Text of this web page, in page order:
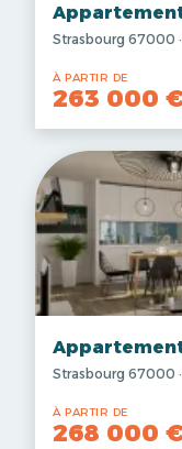
Strasbourg 67000
À PARTIR DE
263 000
Strasbourg 67000
À PARTIR DE
268 000